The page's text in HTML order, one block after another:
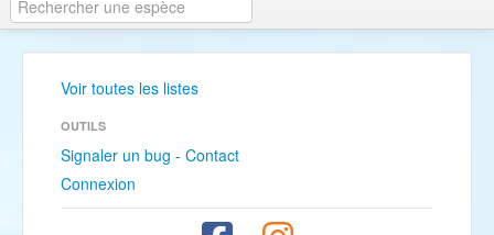
Voir toutes les listes
OUTILS
Signaler un bug - Contact
Connexion